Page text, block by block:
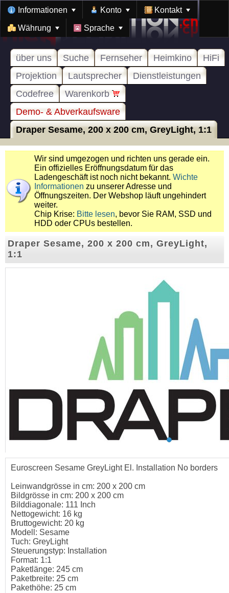
Informationen Konto Kontakt
Währung Sprache
über uns Suche Fernseher Heimkino
HiFi
Projektion
Lautsprecher
Dienstleistungen
Codefree
Warenkorb
Demo- & Abverkaufsware
Draper Sesame, 200 x 200 cm, GreyLight, 1:1
Wir sind umgezogen und richten uns gerade ein.
Ein offizielles Eröffnungsdatum für das
Ladengeschäft ist noch nicht bekannt. Wichte
Informationen zu unserer Adresse und
Öffnungszeiten. Der Webshop läuft ungehindert
weiter.
Chip Krise: Bitte lesen, bevor Sie RAM, SSD und
HDD oder CPUs bestellen.
Draper Sesame, 200 x 200 cm, GreyLight,
1:1
Euroscreen Sesame GreyLight El. Installation No borders
Leinwandgrösse in cm: 200 x 200 cm
Bildgrösse in cm: 200 x 200 cm
Bilddiagonale: 111 Inch
Nettogewicht: 16 kg
Bruttogewicht: 20 kg
Modell: Sesame
Tuch: GreyLight
Steuerungstyp: Installation
Format: 1:1
Paketlänge: 245 cm
Paketbreite: 25 cm
Pakethöhe: 25 cm